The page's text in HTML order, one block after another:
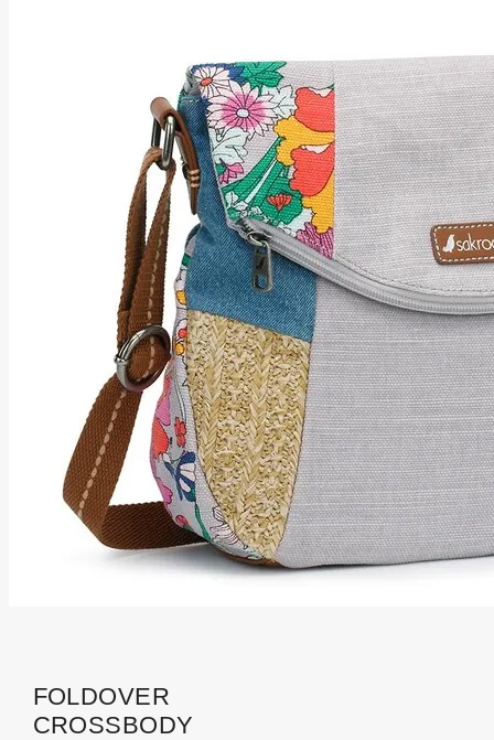
FOLDOVER
CROSSBODY